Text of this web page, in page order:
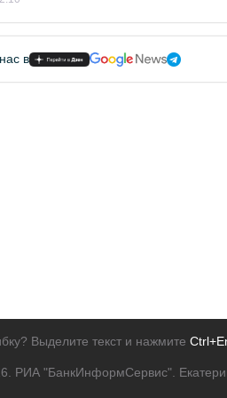
в
Выделите текст и нажмите
РИА "БанкИнформСервис".